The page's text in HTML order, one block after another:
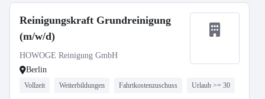
Reinigungskraft Grundreinigung
(m/w/d)
HOWOGE Reinigung GmbH
Berlin
Vollzeit Weiterbildungen Fahrtkostenzuschuss Urlaub >= 30